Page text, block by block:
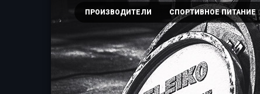
ПРОИЗВОДИТЕЛИ СПОРТИВНОЕ ПИТАНИЕ